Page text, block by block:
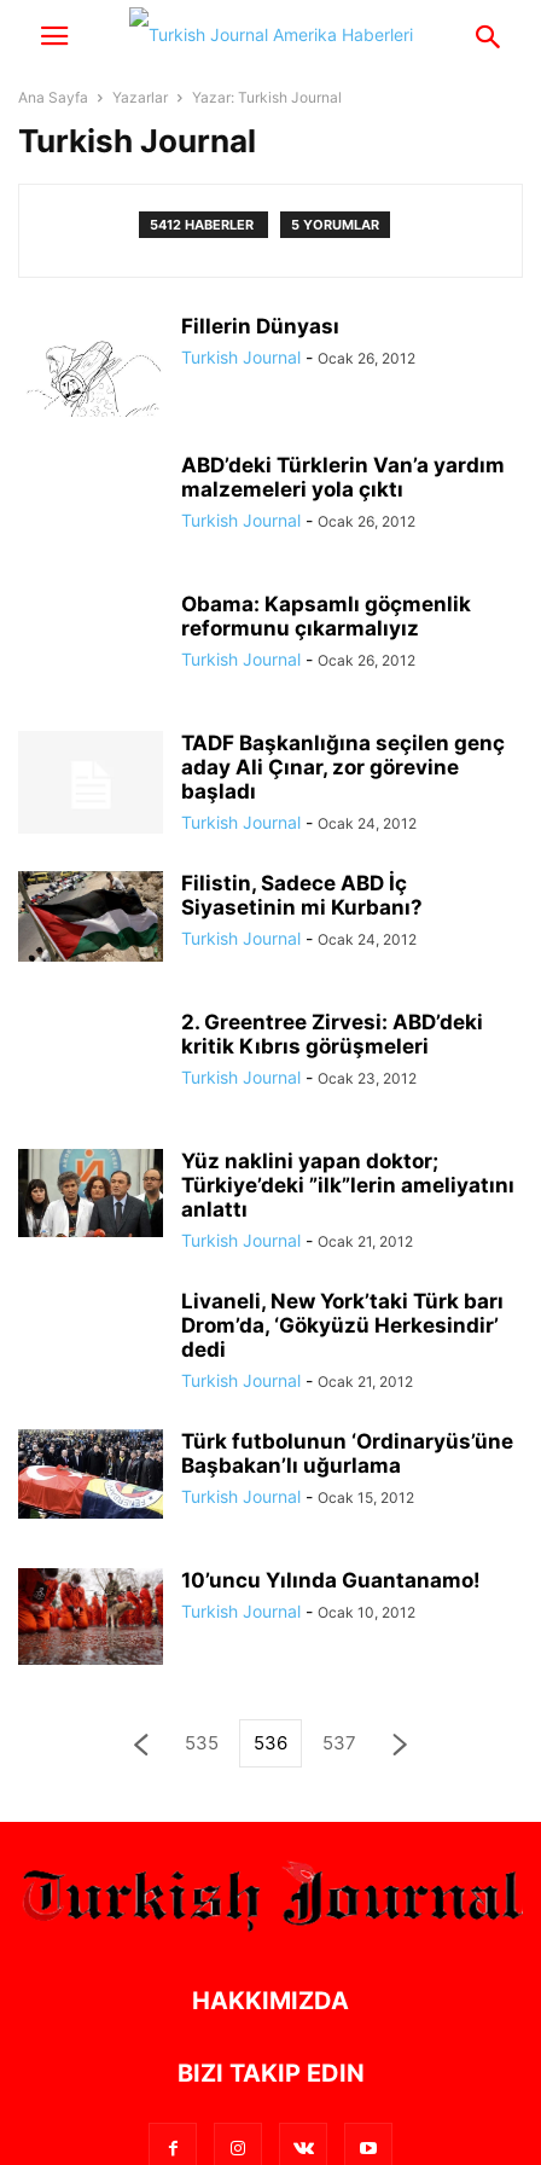
Ana Sayfa Yazarlar Yazar: Turkish Journal
Turkish Journal
5412 HABERLER 5 YORUMLAR
Fillerin Dünyası
Turkish Journal - Ocak 26, 2012
ABD’deki Türklerin Van’a yardım
malzemeleri yola çıktı
Turkish Journal - Ocak 26, 2012
Obama: Kapsamlı göçmenlik
reformunu çıkarmalıyız
Turkish Journal - Ocak 26, 2012
TADF Başkanlığına seçilen genç
aday Ali Çınar, zor görevine
başladı
Turkish Journal - Ocak 24, 2012
Filistin, Sadece ABD İç
Siyasetinin mi Kurbanı?
Turkish Journal - Ocak 24, 2012
2. Greentree Zirvesi: ABD’deki
kritik Kıbrıs görüşmeleri
Turkish Journal - Ocak 23, 2012
Yüz naklini yapan doktor;
Türkiye’deki ”ilk”lerin ameliyatını
anlattı
Turkish Journal - Ocak 21, 2012
Livaneli, New York’taki Türk barı
Drom’da, ‘Gökyüzü Herkesindir’
dedi
Turkish Journal - Ocak 21, 2012
Türk futbolunun ‘Ordinaryüs’üne
Başbakan’lı uğurlama
Turkish Journal - Ocak 15, 2012
10’uncu Yılında Guantanamo!
Turkish Journal - Ocak 10, 2012
535 536 537
HAKKIMIZDA
BIZI TAKIP EDIN